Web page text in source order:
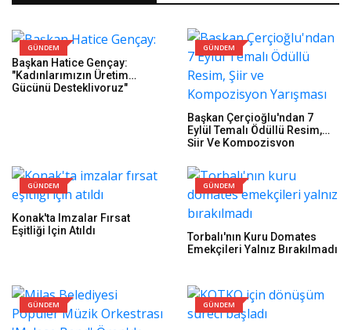
GÜNDEM
Başkan Hatice Gençay:
"Kadınlarımızın Üretim
Gücünü Destekliyoruz"
GÜNDEM
Başkan Çerçioğlu'ndan 7
Eylül Temalı Ödüllü Resim,
Şiir Ve Kompozisyon
GÜNDEM
Konak'ta Imzalar Fırsat
Eşitliği Için Atıldı
GÜNDEM
Torbalı'nın Kuru Domates
Emekçileri Yalnız Bırakılmadı
GÜNDEM GÜNDEM